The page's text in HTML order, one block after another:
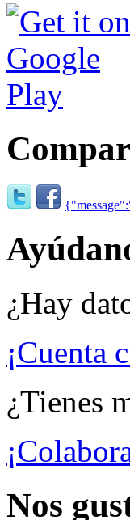
¿Hay
¡Cuenta
¿Tienes
Nos